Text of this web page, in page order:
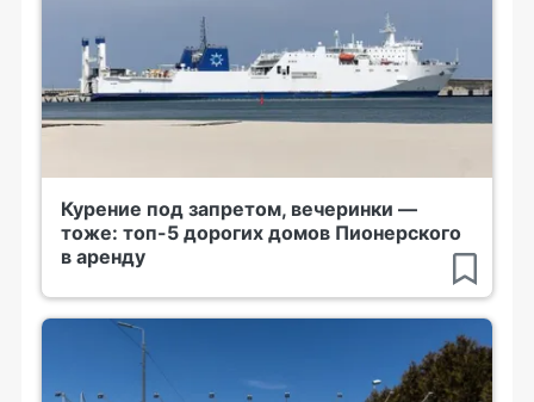
Курение под запретом, вечеринки —
тоже: топ-5 дорогих домов Пионерского
в аренду